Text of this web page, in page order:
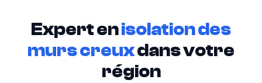
Expert enisolation des
murs creuxdans votre
région